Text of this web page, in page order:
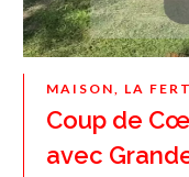
MAISON, LA
Coup de
avec